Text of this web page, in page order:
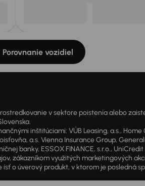
Porovnanie vozidiel
v sektore poistenia alebo
inštitúciami: VÚB Leasing, a.s.,
a.s. Vienna Insurance Group,
banky, ESSOX FINANCE, s.r.o.,
zákazníkom využitých marketingových
o úverový produkt, v ktorom je posledná